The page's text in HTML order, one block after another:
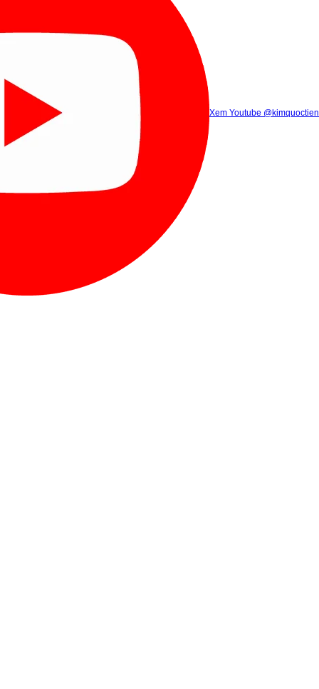
Xem Tik Tok
Gọi điện (8h00 - 21h30)
Xem Youtube @kimquoctien